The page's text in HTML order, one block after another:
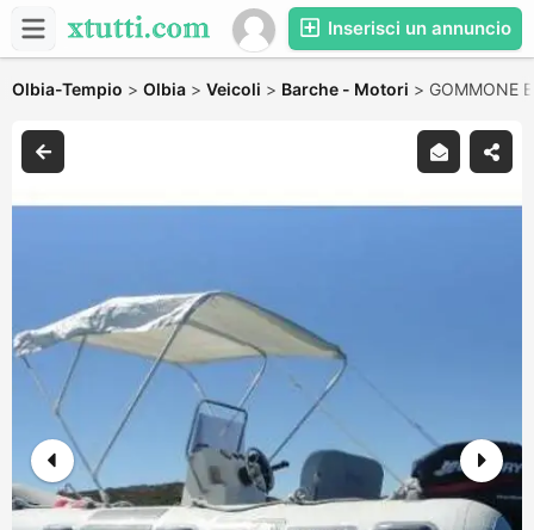
Inserisci un annuncio
Olbia-Tempio > Olbia > Veicoli > Barche - Motori > GOMMONE